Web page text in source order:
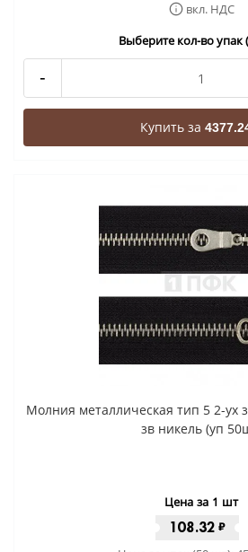
вкл. НДС
Выберите кол-во упак
-
Купить за
Молния металлическая тип 5 2-ух
зв никель (уп
Цена за 1 шт
108.32 ₽